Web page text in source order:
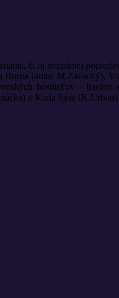
či aj neznáme)
(autor M.Zavacký),
hostiteľov - bardov
a Karla Sýsa